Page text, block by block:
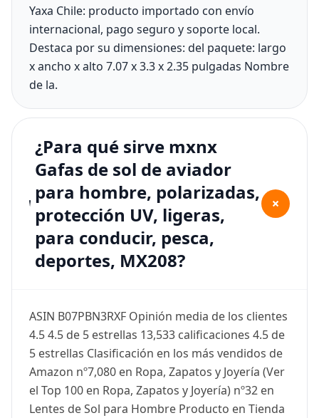
Yaxa Chile: producto importado con envío
internacional, pago seguro y soporte local.
Destaca por su dimensiones: del paquete: largo
x ancho x alto 7.07 x 3.3 x 2.35 pulgadas Nombre
de la.
¿Para qué sirve mxnx
Gafas de sol de aviador
para hombre, polarizadas,
protección UV, ligeras,
para conducir, pesca,
deportes, MX208?
+
ASIN B07PBN3RXF Opinión media de los clientes
4.5 4.5 de 5 estrellas 13,533 calificaciones 4.5 de
5 estrellas Clasificación en los más vendidos de
Amazon nº7,080 en Ropa, Zapatos y Joyería (Ver
el Top 100 en Ropa, Zapatos y Joyería) nº32 en
Lentes de Sol para Hombre Producto en Tienda